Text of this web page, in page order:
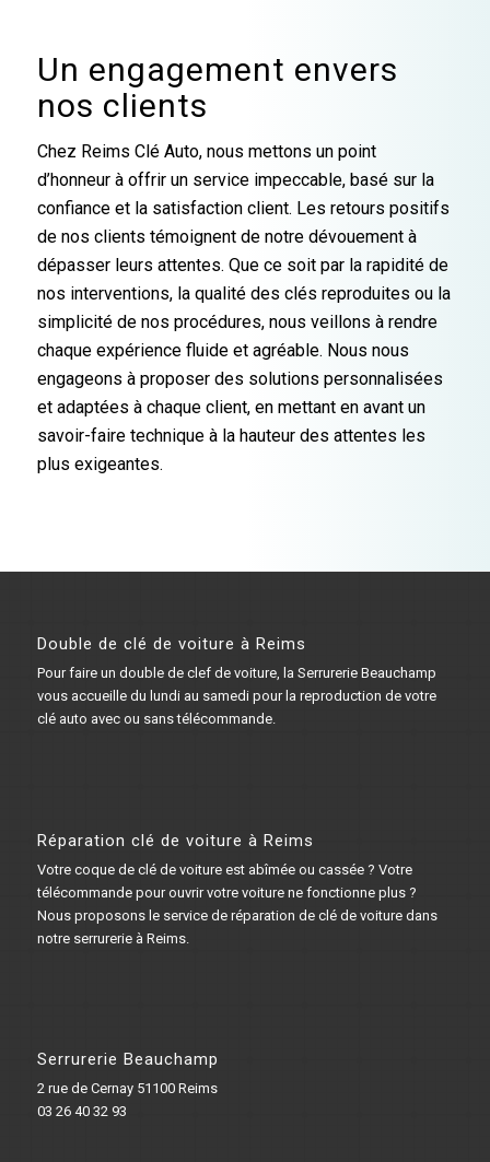
Un engagement envers
nos clients
Chez Reims Clé Auto, nous mettons un point
d’honneur à offrir un service impeccable, basé sur la
confiance et la satisfaction client. Les retours positifs
de nos clients témoignent de notre dévouement à
dépasser leurs attentes. Que ce soit par la rapidité de
nos interventions, la qualité des clés reproduites ou la
simplicité de nos procédures, nous veillons à rendre
chaque expérience fluide et agréable. Nous nous
engageons à proposer des solutions personnalisées
et adaptées à chaque client, en mettant en avant un
savoir-faire technique à la hauteur des attentes les
plus exigeantes.
Double de clé de voiture à Reims
Pour faire un double de clef de voiture, la Serrurerie Beauchamp
vous accueille du lundi au samedi pour la reproduction de votre
clé auto avec ou sans télécommande.
Réparation clé de voiture à Reims
Votre coque de clé de voiture est abîmée ou cassée ? Votre
télécommande pour ouvrir votre voiture ne fonctionne plus ?
Nous proposons le service de réparation de clé de voiture dans
notre serrurerie à Reims.
Serrurerie Beauchamp
2 rue de Cernay 51100 Reims
03 26 40 32 93